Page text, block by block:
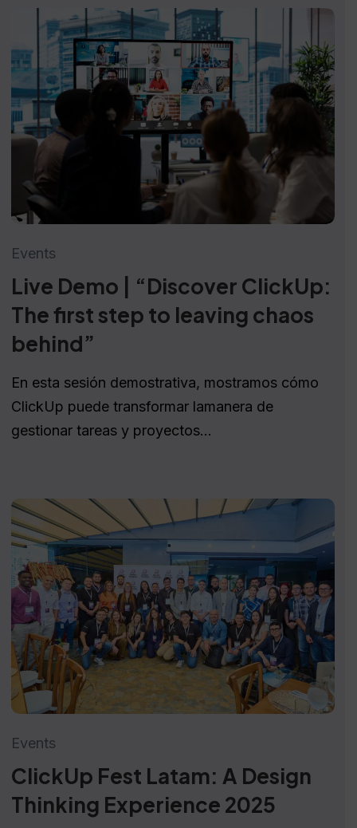
Events
Live Demo | “Discover ClickUp:
The first step to leaving chaos
behind”
En esta sesión demostrativa, mostramos cómo
ClickUp puede transformar lamanera de
gestionar tareas y proyectos...
Events
ClickUp Fest Latam: A Design
Thinking Experience 2025